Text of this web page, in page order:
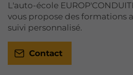
L'auto-école
vous propose des formations
suivi personnalisé.
Contact